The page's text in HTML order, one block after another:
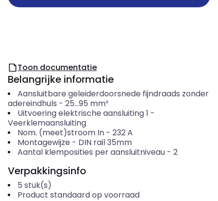
Toon documentatie
Belangrijke informatie
Aansluitbare geleiderdoorsnede fijndraads zonder
adereindhuls - 25...95 mm²
Uitvoering elektrische aansluiting 1 -
Veerklemaansluiting
Nom. (meet)stroom In- 232A
Montagewijze - DIN rail 35mm
Aantal klemposities per aansluitniveau- 2
Verpakkingsinfo
5 stuk(s)
Product standaard op voorraad